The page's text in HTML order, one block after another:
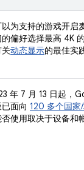
以为支持的游戏开启
偏好选择最高 4K
关动态显示的最佳实
年 7 月 13 日起，
面向 120 多个国家
使用取决于设备和